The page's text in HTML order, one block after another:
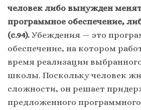
человек либо вынужден
программное обеспечение,
(с.94). Убеждения — это
обеспечение, на котором
время реализации
школы. Поскольку человек
сложности, он решает
предложенного